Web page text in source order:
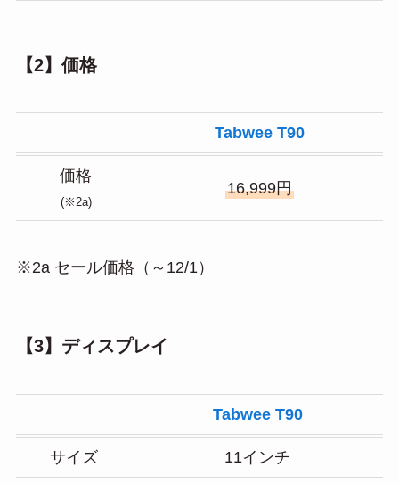
【2】価格
Tabwee T90
価格
(※2a)
16,999円
※2a セール価格（～12/1）
【3】ディスプレイ
Tabwee T90
サイズ 11インチ